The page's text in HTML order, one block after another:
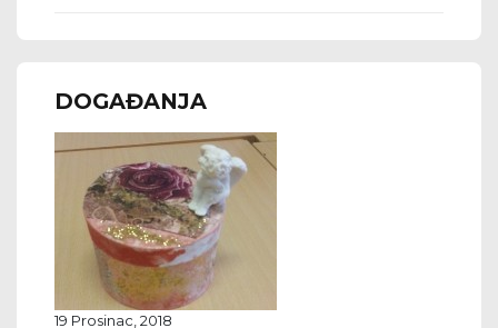
DOGAĐANJA
19 Prosinac, 2018